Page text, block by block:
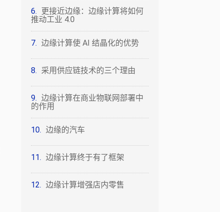
更接近边缘：边缘计算将如何
推动工业 4.0
边缘计算使 AI 结晶化的优势
采用供应链技术的三个理由
边缘计算在商业物联网部署中
的作用
边缘的汽车
边缘计算终于有了框架
边缘计算增强店内零售